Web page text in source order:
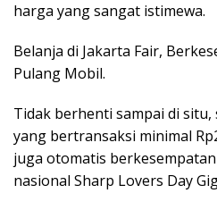
harga yang sangat istimewa.
Belanja di Jakarta Fair,
Pulang Mobil.
Tidak berhenti sampai di
yang bertransaksi minimal
juga otomatis
nasional Sharp Lovers Day